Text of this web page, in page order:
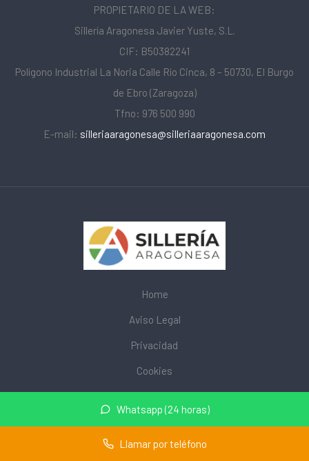
Whatsapp (24 horas)
Llamar por teléfono
PROPIETARIO DE LA WEB:
Sillería Aragonesa Javier Yuste, S.L.
CIF: B50382241
Polígono Industrial La Noria Calle Río Cinca, 8 – 50730, El Burgo
de Ebro (Zaragoza)
Tfno: 976 500 990
E-mail: silleriaaragonesa@silleriaaragonesa.com
Home
Aviso Legal
Privacidad
Cookies
© 2026 mobiliarioescolar.site · Web de mobiliario escolar cerca